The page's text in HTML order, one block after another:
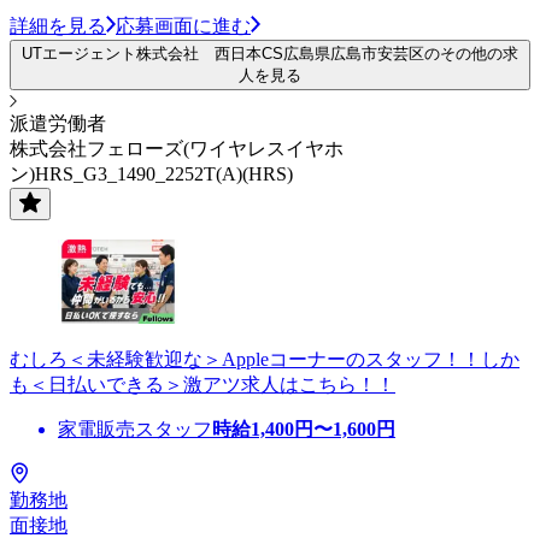
詳細を見る 応募画面に進む
UTエージェント株式会社 西日本CS広島県広島市安芸区のその他の求
人を見る
派遣労働者
株式会社フェローズ(ワイヤレスイヤホ
ン)HRS_G3_1490_2252T(A)(HRS)
むしろ＜未経験歓迎な＞Appleコーナーのスタッフ！！しか
も＜日払いできる＞激アツ求人はこちら！！
家電販売スタッフ 時給1,400円〜1,600円
勤務地
面接地